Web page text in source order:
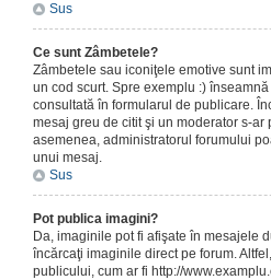
Sus
Ce sunt Zâmbetele?
Zâmbetele sau iconiţele emotive sunt
un cod scurt. Spre exemplu :)
consultată în formularul de publicare.
mesaj greu de citit şi un moderator s-
asemenea, administratorul forumului
unui mesaj.
Sus
Pot publica imagini?
Da, imaginile pot fi afişate în mesajele
încărcaţi imaginile direct pe forum.
publicului, cum ar fi http://